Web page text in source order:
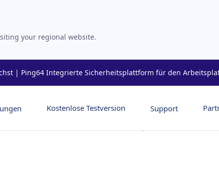
your regional website.
| Ping64 Integrierte Sicherheitsplattform für den
Kostenlose Testversion Support